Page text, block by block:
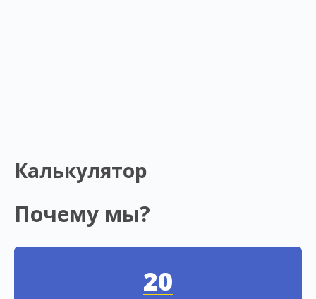
Калькулятор
Почему мы?
20